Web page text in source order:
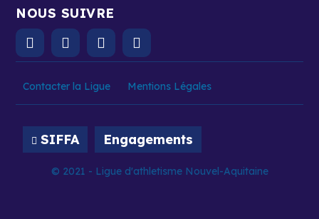
NOUS SUIVRE
Contacter la Ligue Mentions Légales
SIFFA Engagements
© 2021 - Ligue d'athletisme Nouvel-Aquitaine